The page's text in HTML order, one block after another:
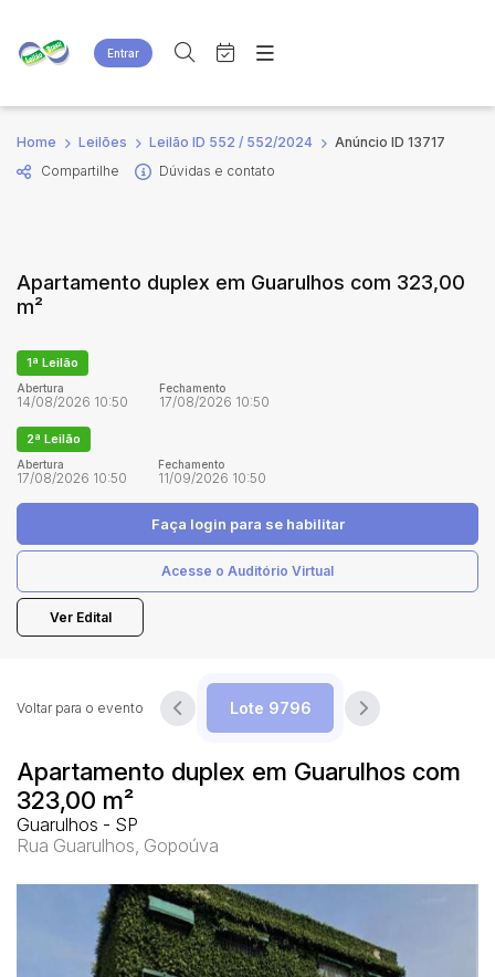
Entrar
Criar conta Entrar
Site
Agenda
Quem Somos
Busca por palavra-chave
Estados Cidade
Bairro
Judiciais
Faixa de valor
R$
Quem Somos
Home Leilões Leilão ID 552 / 552/2024
Anúncio ID 13717
Compartilhe
Dúvidas e contato
Apartamento duplex em Guarulhos com 323,00
m²
1ª Leilão
Abertura
14/08/2026 10:50
Fechamento
17/08/2026 10:50
2ª Leilão
Abertura
17/08/2026 10:50
Fechamento
11/09/2026 10:50
Faça login para se habilitar
Acesse o Auditório Virtual
Ver Edital
Apartamento duplex em Guarulhos com
323,00 m²
Guarulhos - SP
Rua Guarulhos, Gopoúva
Voltar para o evento